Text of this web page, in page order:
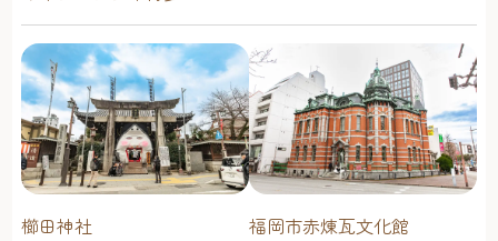
く、さっぱりとした味わいが特徴。その他、九州限定の
「クラフトチューハイ 九州レモン」（750円）も屋台の料
理と相性抜群で、店主のお墨付きだ。 博多バリバリ住所：
福岡市中央区長浜3丁目14営業：18:00〜25:00定休日：不定
休Instagram：@nagahama0601 初めて"my YATAI診断"を使っ
て屋台を巡ってみると、選ぶ楽しさも体験のひとつとな
り、迷いをワクワクにかえてくれるサービスだと感じた。
診断結果をきっかけに屋台を巡ることで、街の雰囲気や人
との距離感まで楽しめるのが印象的。屋台の食事はもちろ
櫛田神社 福岡市赤煉瓦文化館